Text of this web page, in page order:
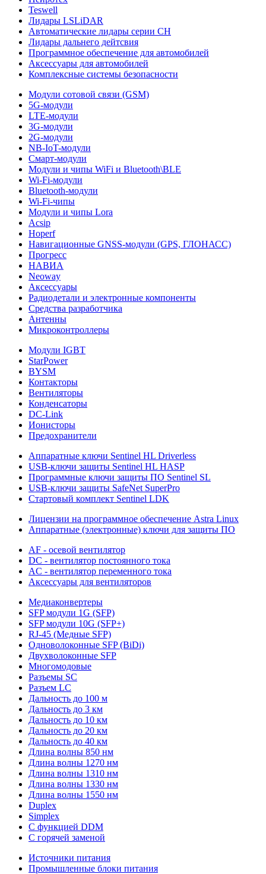
Teswell
Лидары LSLiDAR
Автоматические лидары серии CH
Лидары дальнего дейтсвия
Программное обеспечение для автомобилей
Аксессуары для автомобилей
Комплексные системы безопасности
Модули сотовой связи (GSM)
5G-модули
LTE-модули
3G-модули
2G-модули
NB-IoT-модули
Смарт-модули
Модули и чипы WiFi и Bluetooth\BLE
Wi-Fi-модули
Bluetooth-модули
Wi-Fi-чипы
Модули и чипы Lora
Acsip
Hoperf
Навигационные GNSS-модули (GPS, ГЛОНАСС)
Прогресс
НАВИА
Neoway
Аксессуары
Радиодетали и электронные компоненты
Средства разработчика
Антенны
Микроконтроллеры
Модули IGBT
StarPower
BYSM
Контакторы
Вентиляторы
Конденсаторы
DC-Link
Ионисторы
Предохранители
Аппаратные ключи Sentinel HL Driverless
USB-ключи защиты Sentinel HL HASP
Программные ключи защиты ПО Sentinel SL
USB-ключи защиты SafeNet SuperPro
Стартовый комплект Sentinel LDK
Лицензии на программное обеспечение Astra Linux
Аппаратные (электронные) ключи для защиты ПО
AF - осевой вентилятор
DC - вентилятор постоянного тока
AC - вентилятор переменного тока
Аксессуары для вентиляторов
Медиаконвертеры
SFP модули 1G (SFP)
SFP модули 10G (SFP+)
RJ-45 (Медные SFP)
Одноволоконные SFP (BiDi)
Двухволоконные SFP
Многомодовые
Разъемы SC
Разъем LC
Дальность до 100 м
Дальность до 3 км
Дальность до 10 км
Дальность до 20 км
Дальность до 40 км
Длина волны 850 нм
Длина волны 1270 нм
Длина волны 1310 нм
Длина волны 1330 нм
Длина волны 1550 нм
Duplex
Simplex
С функцией DDM
С горячей заменой
Источники питания
Промышленные блоки питания